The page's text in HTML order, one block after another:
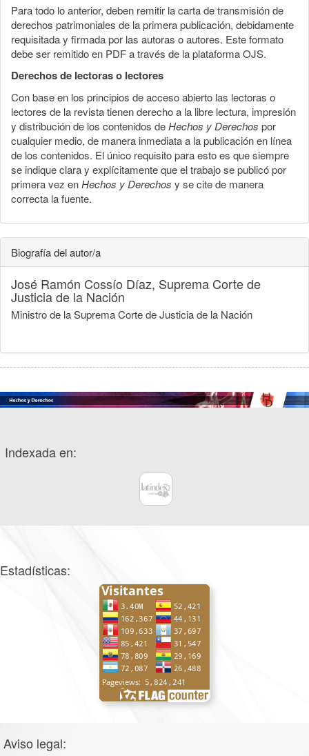
Para todo lo anterior, deben remitir la carta de transmisión de
derechos patrimoniales de la primera publicación, debidamente
requisitada y firmada por las autoras o autores. Este formato
debe ser remitido en PDF a través de la plataforma OJS.
Derechos de lectoras o lectores
Con base en los principios de acceso abierto las lectoras o
lectores de la revista tienen derecho a la libre lectura, impresión
y distribución de los contenidos deHechos y Derechos por
cualquier medio, de manera inmediata a la publicación en línea
de los contenidos. El único requisito para esto es que siempre
se indique clara y explícitamente que el trabajo se publicó por
primera vez enHechos y Derechos y se cite de manera
correcta la fuente.
Biografía del autor/a
José Ramón Cossío Díaz, Suprema Corte de
Justicia de la Nación
Ministro de la Suprema Corte de Justicia de la Nación
Indexada en:
Estadísticas:
Aviso legal: